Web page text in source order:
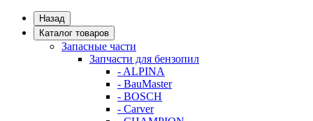
Назад
Каталог товаров
Запасные части
Запчасти для бензопил
- ALPINA
- BauMaster
- BOSCH
- Carver